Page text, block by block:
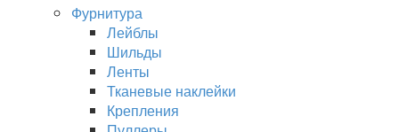
Фурнитура
Лейблы
Шильды
Ленты
Тканевые наклейки
Крепления